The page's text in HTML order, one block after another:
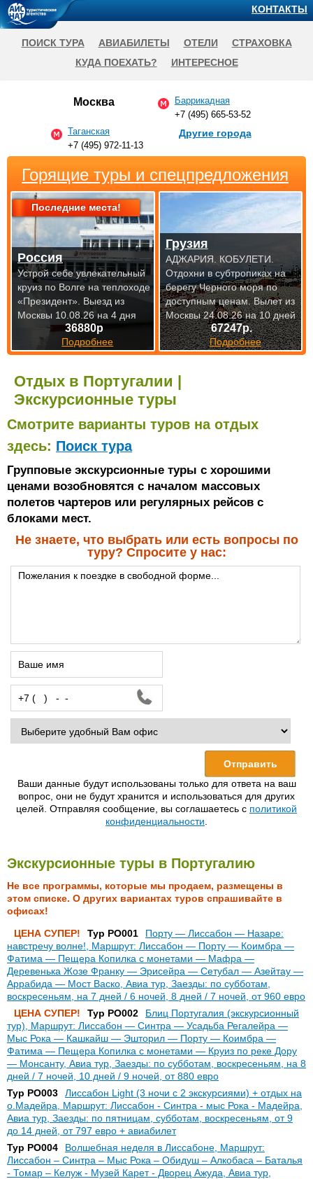
Отдых в Португалии |
Экскурсионные туры
Смотрите варианты туров на отдых
здесь: Поиск тура
Групповые экскурсионные туры с хорошими
ценами возобновятся с началом массовых
полетов чартеров или регулярных рейсов с
блоками мест.
Не знаете, что выбрать или есть вопросы по
туру? Спросите у нас:
Ваши данные будут использованы только для ответа на ваш
вопрос, они не будут хранится и использоваться для других
целей. Отправляя сообщение, вы соглашаетесь с политикой
конфиденциальности
Экскурсионные туры в Португалию
Не все программы, которые мы продаем, размещены в
этом списке. О других вариантах туров спрашивайте в
офисах!
ЦЕНА СУПЕР!
Тур PO001
Порту — Лиссабон — Назаре:
навстречу волне!, Маршрут: Лиссабон — Порту — Коимбра —
Фатима — Пещера Копилка с монетами — Мафра —
Деревенька Жозе Франку — Эрисейра — Сетубал — Азейтау —
Аррабида — Мост Васко, Авиа тур, Заезды: по субботам,
воскресеньям, на 7 дней / 6 ночей, 8 дней / 7 ночей, от 960 евро
ЦЕНА СУПЕР!
Тур PO002
Блиц Португалия (экскурсионный
тур), Маршрут: Лиссабон — Синтра — Усадьба Регалейра —
Мыс Рока — Кашкайш — Эшторил — Порту — Коимбра —
Фатима — Пещера Копилка с монетами — Круиз по реке Дору
— Монсанту, Авиа тур, Заезды: по субботам, воскресеньям, на 8
дней / 7 ночей, 10 дней / 9 ночей, от 880 евро
Тур PO003
Лиссабон Light (3 ночи с 2 экскурсиями) + отдых на
о.Мадейра, Маршрут: Лиссабон - Синтра - мыс Рока - Мадейра,
Авиа тур, Заезды: по пятницам, субботам, воскресеньям, от 9
до 14 дней, от 797 евро + авиабилет
Тур PO004
Волшебная неделя в Лиссабоне, Маршрут:
Лиссабон – Синтра – Мыс Рока – Обидуш – Алкобаса – Баталья
- Томар – Келуж - Музей Карет - Дворец Ажуда, Авиа тур,
Горящие туры и спецпредложения
Последние места!
36880р
Подробнее
Россия
Устрой себе увлекательный
круиз по Волге на теплоходе
«Президент». Выезд из
Москвы 10.08.26 на 4 дня
67247р.
Подробнее
Грузия
АДЖАРИЯ. КОБУЛЕТИ.
Отдохни в субтропиках на
берегу Черного моря по
доступнымценам. Вылет из
Москвы 24.08.26 на 10 дней
Москва
Баррикадная
+7 (495) 665-53-52
Таганская
+7 (495) 972-11-13
Другие города
КОНТАКТЫ
ПОИСК ТУРА АВИАБИЛЕТЫ ОТЕЛИ
СТРАХОВКА
КУДА ПОЕХАТЬ?
ИНТЕРЕСНОЕ